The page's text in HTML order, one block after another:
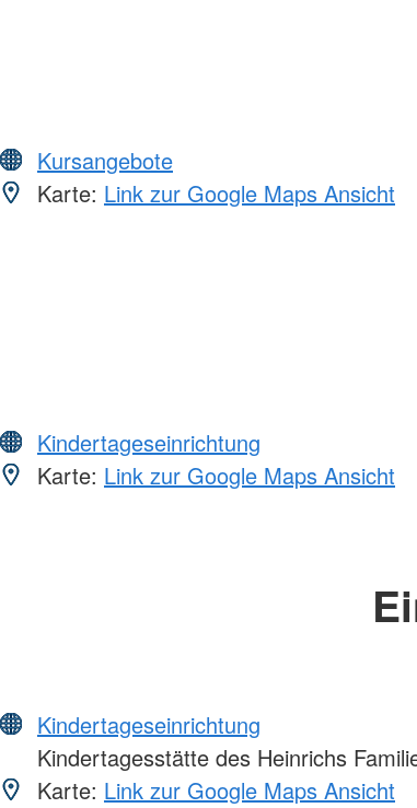
Kursangebote
Karte: Link zur Google Maps Ansicht
Kindertageseinrichtung
Karte: Link zur Google Maps Ansicht
Kindertageseinrichtung
Kindertagesstätte des Heinrichs
Karte: Link zur Google Maps Ansicht